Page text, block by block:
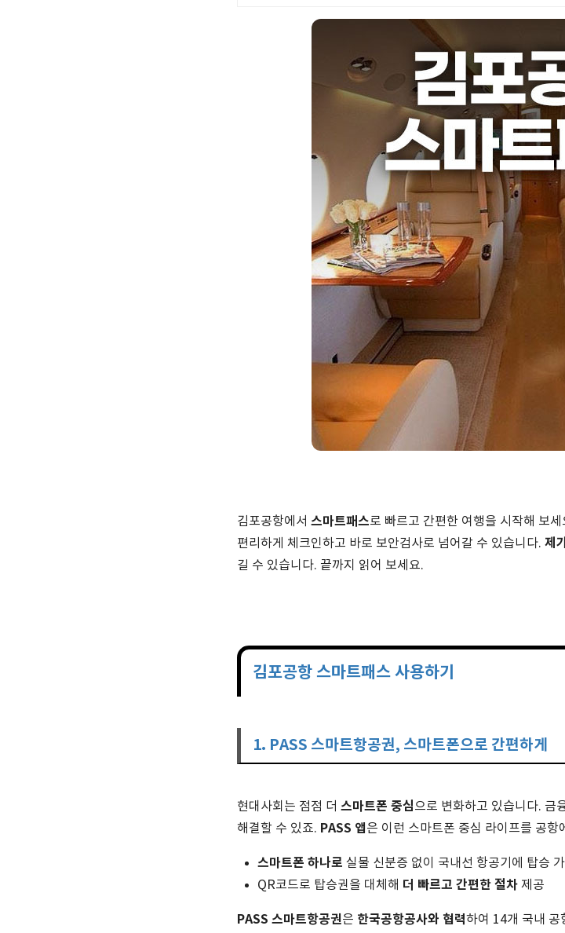
김포공항에서 스마트패스로 빠르고 간편한 여행을 시작해 보세
편리하게 체크인하고 바로 보안검사로 넘어갈 수 있습니다. 제
길 수 있습니다. 끝까지 읽어 보세요.
김포공항 스마트패스 사용하기
1. PASS 스마트항공권, 스마트폰으로 간편하게
현대사회는 점점 더 스마트폰 중심으로 변화하고 있습니다. 금
해결할 수 있죠. PASS 앱 은 이런 스마트폰 중심 라이프를 공항
스마트폰 하나로 실물 신분증 없이 국내선 항공기에 탑승
QR코드로 탑승권을 대체해 더 빠르고 간편한 절차제공
PASS 스마트항공권은 한국공항공사와 협력하여 14개 국내 공